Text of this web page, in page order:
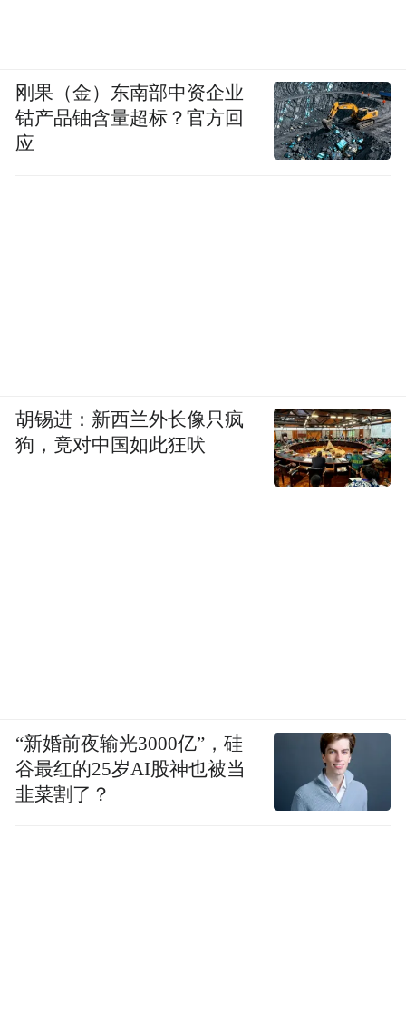
刚果（金）东南部中资企业
钴产品铀含量超标？官方回
应
胡锡进：新西兰外长像只疯
狗，竟对中国如此狂吠
“新婚前夜输光3000亿”，硅
谷最红的25岁AI股神也被当
韭菜割了？